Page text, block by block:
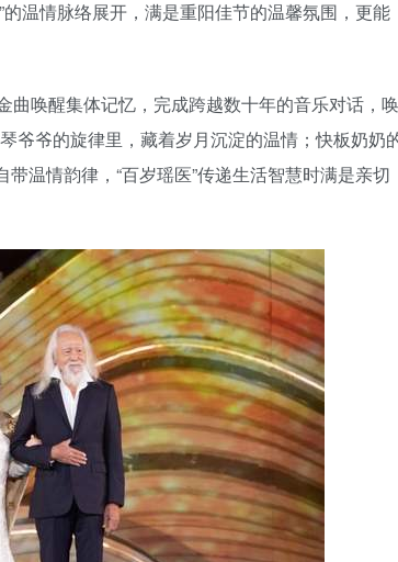
温情脉络展开，满是重阳佳节的温馨氛围，更能
曲唤醒集体记忆，完成跨越数十年的音乐对话，唤
爷的旋律里，藏着岁月沉淀的温情；快板奶奶
温情韵律，“百岁瑶医”传递生活智慧时满是亲切